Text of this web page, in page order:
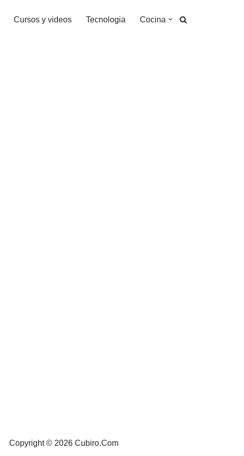
Cursos y videos Tecnologia Cocina
Copyright © 2026 Cubiro.Com